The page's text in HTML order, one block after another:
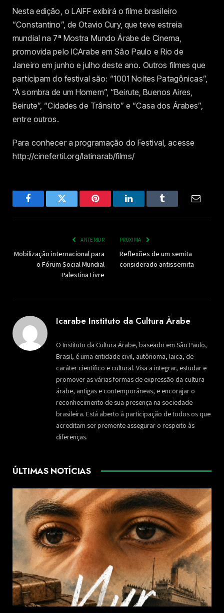
Nesta edição, o LAIFF exibirá o filme brasileiro
“Constantino”, de Otavio Cury, que teve estreia
mundial na 7ª Mostra Mundo Árabe de Cinema,
promovida pelo ICArabe em São Paulo e Rio de
Janeiro em junho e julho deste ano. Outros filmes que
participam do festival são: “1001 Noites Patagônicas”,
“À sombra de um Homem”, “Beirute, Buenos Aires,
Beirute”, “Cidades de Trânsito” e “Casa dos Árabes”,
entre outros.
Para conhecer a programação do Festival, acesse
http://cinefertil.org/latinarab/films/
FacebookTwitter Pinterest LinkedInTumblr Email
ANTERIOR
Mobilização internacional para
o Fórum Social Mundial
Palestina Livre
PRÓXIMA
Reflexões de um semita
considerado antissemita
Icarabe Instituto da Cultura Árabe
O Instituto da Cultura Árabe, baseado em São Paulo,
Brasil, é uma entidade civil, autônoma, laica, de
caráter científico e cultural. Visa a integrar, estudar e
promover as várias formas de expressão da cultura
árabe, antigas e contemporâneas, e encorajar o
reconhecimento de sua presença na sociedade
brasileira. Está aberto à participação de todos os que
acreditam ser premente assegurar o respeito às
diferenças.
ÚLTIMAS NOTÍCIAS